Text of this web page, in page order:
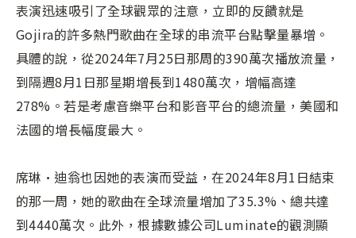
表演迅速吸引了全球觀眾的注意，立即的反饋就是
Gojira的許多熱門歌曲在全球的串流平台點擊量暴增。
具體的說，從2024年7月25日那周的390萬次播放流量，
到隔週8月1日那星期增長到1480萬次，增幅高達
278%。若是考慮音樂平台和影音平台的總流量，美國和
法國的增長幅度最大。
席琳·迪翁也因她的表演而受益，在2024年8月1日結束
的那一周，她的歌曲在全球流量增加了35.3%、總共達
到4440萬次。此外，根據數據公司Luminate的觀測顯